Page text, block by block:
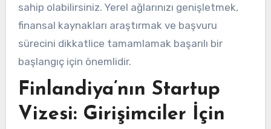
sahip olabilirsiniz. Yerel ağlarınızı genişletmek,
finansal kaynakları araştırmak ve başvuru
sürecini dikkatlice tamamlamak başarılı bir
başlangıç için önemlidir.
Finlandiya’nın Startup
Vizesi: Girişimciler İçin